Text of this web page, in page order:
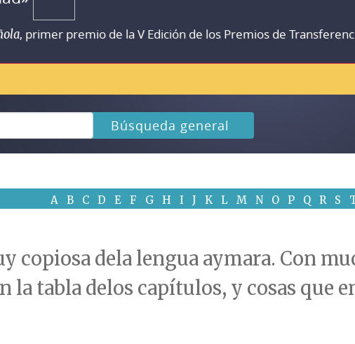
, primer premio de la V Edición de los Premios de
Búsqueda general
A B C D E F G H I J K L M N O P Q R S
copiosa dela lengua aymara. Con
la tabla delos capítulos, y cosas que